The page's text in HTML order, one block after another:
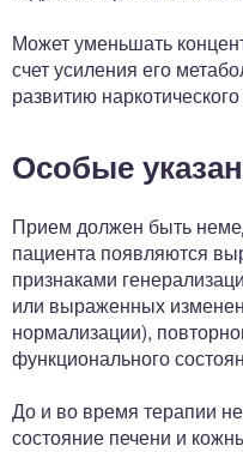
Может уменьшать
счет усиления его
развитию
Особые
Прием должен быть
пациента появляются
признаками
или выраженных
нормализации),
функционального
До и во время терапии
состояние печени и